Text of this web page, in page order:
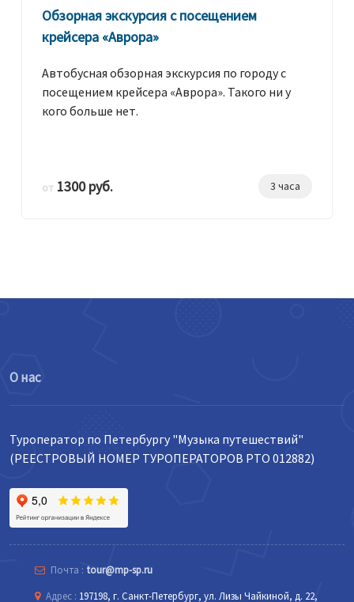
Обзорная экскурсия с посещением
крейсера «Аврора»
Автобусная обзорная экскурсия по городу с
посещением крейсера «Аврора». Такого ни у
кого больше нет.
от 1300 руб. 3 часа
О нас
Туроператор по Петербургу "Музыка путешествий"
(РЕЕСТРОВЫЙ НОМЕР ТУРОПЕРАТОРОВ РТО 012882)
Почта : tour@mp-sp.ru
Адрес : 197198, г. Санкт-Петербург, ул. Лизы Чайкиной, д. 22,